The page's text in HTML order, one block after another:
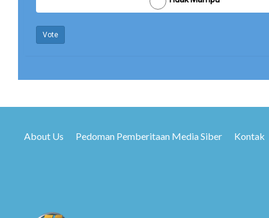
Vote
About Us Pedoman Pemberitaan Media Siber Kontak